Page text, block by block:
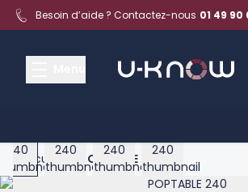
Aller au contenu
Besoin d’aide ? Contactez-nous 01 49 90
Accueil >
POPTABLE 240
Product image gallery - scroll to see more